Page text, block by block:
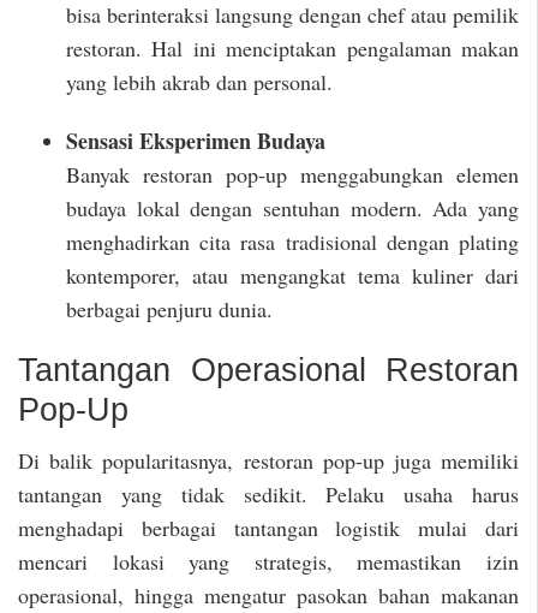
bisa berinteraksi langsung dengan chef atau pemilik
restoran. Hal ini menciptakan pengalaman makan
yang lebih akrab dan personal.
Sensasi Eksperimen Budaya
Banyak restoran pop-up menggabungkan elemen
budaya lokal dengan sentuhan modern. Ada yang
menghadirkan cita rasa tradisional dengan plating
kontemporer, atau mengangkat tema kuliner dari
berbagai penjuru dunia.
Tantangan Operasional Restoran
Pop-Up
Di balik popularitasnya, restoran pop-up juga memiliki
tantangan yang tidak sedikit. Pelaku usaha harus
menghadapi berbagai tantangan logistik mulai dari
mencari lokasi yang strategis, memastikan izin
operasional, hingga mengatur pasokan bahan makanan